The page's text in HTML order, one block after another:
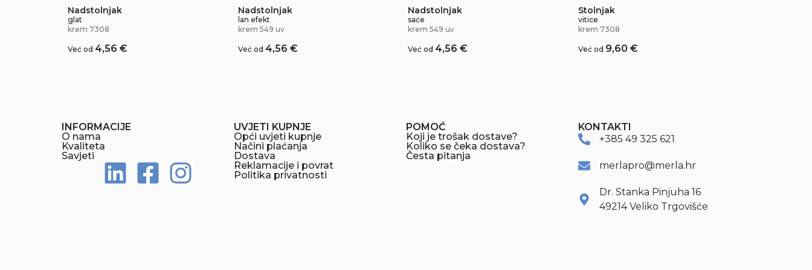
Nadstolnjak
glat
krem 7308
Već od 4,56 €
Nadstolnjak
lan efekt
krem 549 uv
Već od 4,56 €
Nadstolnjak
saće
krem 549 uv
Već od 4,56€
Stolnjak
vitice
krem 7308
Već od 9,60 €
INFORMACIJE
O nama
Kvaliteta
Savjeti
UVJETI KUPNJE
Opći uvjeti kupnje
Načini plaćanja
Dostava
Reklamacije i povrat
Politika privatnosti
POMOĆ
Koji je trošak dostave?
Koliko se čeka dostava?
Česta pitanja
KONTAKTI
+385 49 325 621
merlapro@merla.hr
Dr. Stanka Pinjuha 16
49214 Veliko Trgovišće